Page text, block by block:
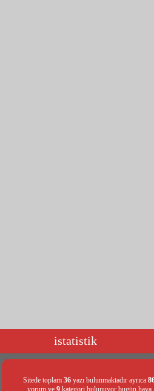
istatistik
Sitede toplam 36 yazı bulunmaktadır ayrıca
yorum ve 9kategori bulunuyor bugün hava